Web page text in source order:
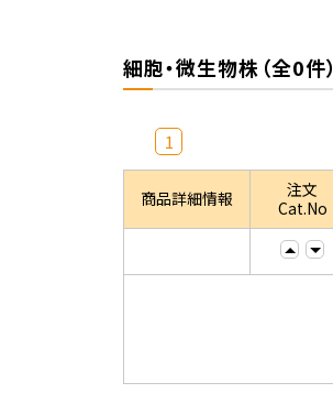
細胞・微生物株（全0件）
1
商品詳細情報
注文
Cat.No